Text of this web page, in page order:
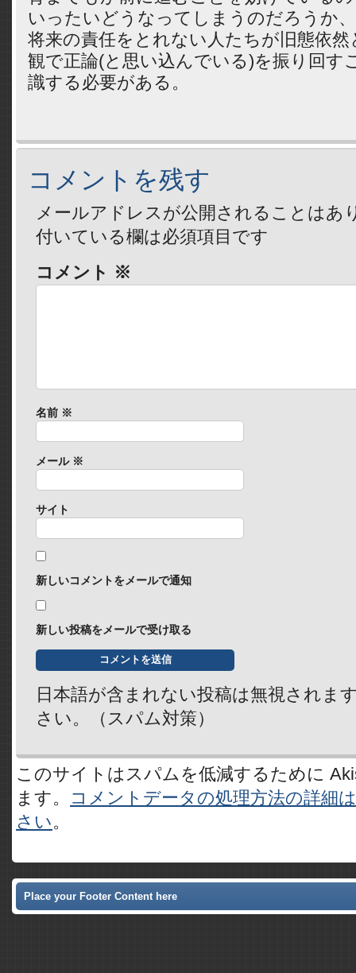
いったいどうなってしまうのだろうか
将来の責任をとれない人たちが旧態依然
観で正論(と思い込んでいる)を振り回す
識する必要がある。
コメントを残す
メールアドレスが公開されることはあ
付いている欄は必須項目です
コメント ※
名前 ※
メール ※
サイト
新しいコメントをメールで通知
新しい投稿をメールで受け取る
日本語が含まれない投稿は無視されま
さい。（スパム対策）
このサイトはスパムを低減するために
ます。
コメントデータの処理方法の詳細
さい。
Place your Footer Content here